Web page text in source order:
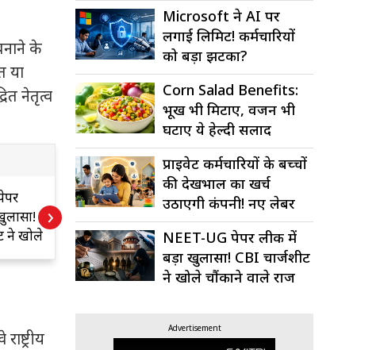
के
या
नेतृत्व
ने खोले
Alert! कहीं आप भी
तो नहीं खा रहे नकली
पनीर? ऐसे करें
पहचान
›
Microsoft ने AI पर
लगाई लिमिट! कर्मचारियों
को बड़ा झटका?
Corn Salad Benefits:
भूख भी मिटाए, वजन भी
घटाए ये हेल्दी सलाद
प्राइवेट कर्मचारियों के बच्चों
की देखभाल का खर्च
उठाएगी कंपनी! नए लेबर
कोड में बड़ा...
NEET-UG पेपर लीक में
बड़ा खुलासा! CBI चार्जशीट
ने खोले चौंकाने वाले राज
Advertisement